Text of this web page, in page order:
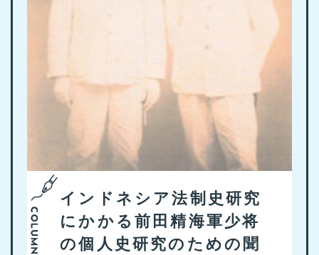
インドネシア法制史研究
にかかる前田精海軍少将
の個人史研究のための聞